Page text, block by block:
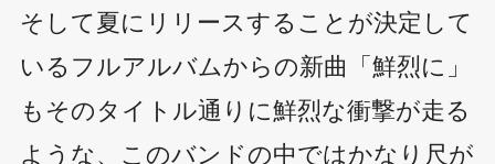
そして夏にリリースすることが決定して
いるフルアルバムからの新曲「鮮烈に」
もそのタイトル通りに鮮烈な衝撃が走る
ような、このバンドの中ではかなり尺が